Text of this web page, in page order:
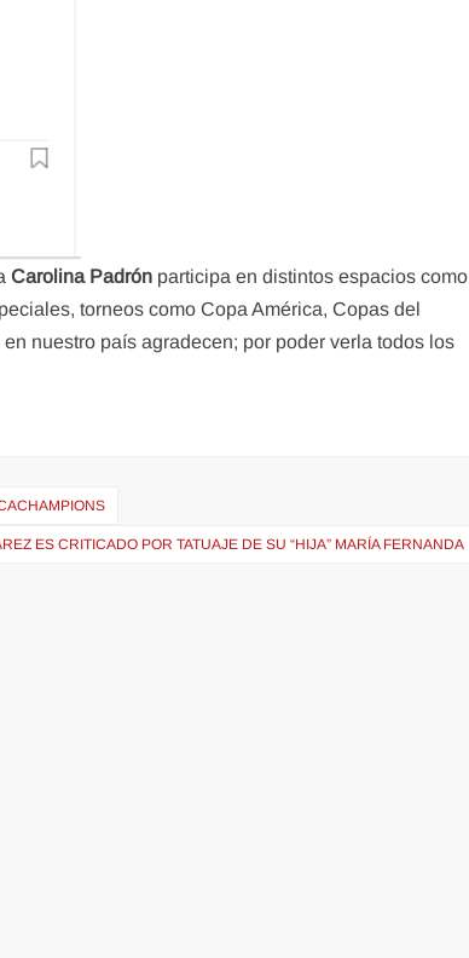
Carolina Padrón participa en distintos espacios como
torneos como Copa América, Copas del
nuestro país agradecen; por poder verla todos los
ES CRITICADO POR TATUAJE DE SU “HIJA” MARÍA FERNANDA